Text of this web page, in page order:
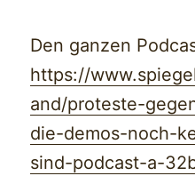
Den ganzen
https://
and/proteste-
die-demos-noch-
sind-podcast-a-